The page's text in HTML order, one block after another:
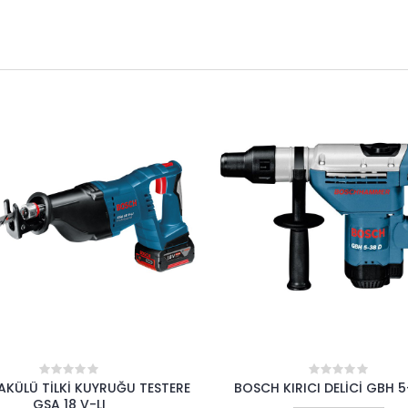
0
out
KIRICI DELİCİ GBH 5-40 D
0
BOSCH AVUÇ TAŞLAMA GWS
CIEP